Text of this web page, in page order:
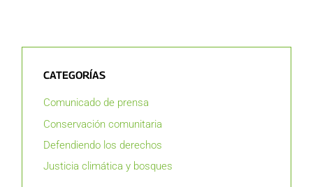
CATEGORÍAS
Comunicado de prensa
Conservación comunitaria
Defendiendo los derechos
Justicia climática y bosques